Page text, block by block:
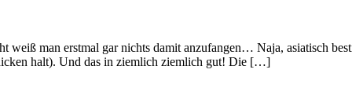
weiß man erstmal gar nichts damit anzufangen… Naja, asiatisch
halt). Und das in ziemlich ziemlich gut! Die […]